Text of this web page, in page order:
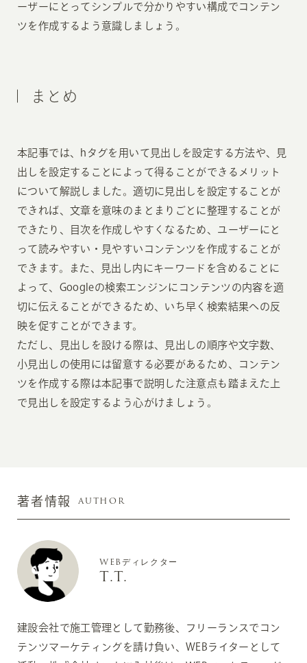
ーザーにとってシンプルで分かりやすい構成でコンテン
ツを作成するよう意識しましょう。
まとめ
本記事では、hタグを用いて見出しを設定する方法や、見
出しを設定することによって得ることができるメリット
について解説しました。適切に見出しを設定することが
できれば、文章を意味のまとまりごとに整理することが
できたり、目次を作成しやすくなるため、ユーザーにと
って読みやすい・見やすいコンテンツを作成することが
できます。また、見出し内にキーワードを含めることに
よって、Googleの検索エンジンにコンテンツの内容を適
切に伝えることができるため、いち早く検索結果への反
映を促すことができます。
ただし、見出しを設ける際は、見出しの順序や文字数、
小見出しの使用には留意する必要があるため、コンテン
ツを作成する際は本記事で説明した注意点も踏まえた上
で見出しを設定するよう心がけましょう。
著者情報 AUTHOR
WEBディレクター
T.T.
建設会社で施工管理として勤務後、フリーランスでコン
テンツマーケティングを請け負い、WEBライターとして